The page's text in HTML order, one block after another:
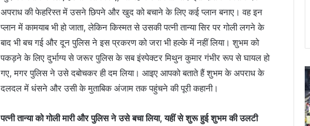
अपराध की फेहरिस्त में उसने छिपने और खुद को बचाने के लिए कई प्लान बनाए। वह इन
प्लान में कामयाब भी हो जाता, लेकिन किस्मत से उसकी पत्नी तान्या सिर पर गोली लगने के
बाद भी बच गई और दून पुलिस ने इस प्रकरण को जरा भी हल्के में नहीं लिया। शुभम को
पकड़ने के लिए दुर्भाग्य से जरूर पुलिस के सब इंस्पेक्टर मिथुन कुमार गंभीर रूप से घायल हो
गए, मगर पुलिस ने उसे दबोचकर ही दम लिया। आइए आपको बताते हैं शुभम के अपराध के
दलदल में धंसने और उसी के मुताबिक अंजाम तक पहुंचने की पूरी कहानी।
पत्नी तान्या को गोली मारी और पुलिस ने उसे बचा लिया, यहीं से शुरू हुई शुभम की उलटी
आईटीबीपी
जवान
ने
को